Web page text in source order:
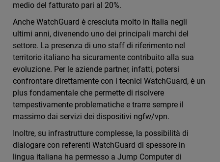
medio del fatturato pari al 20%.
Anche WatchGuard è cresciuta molto in Italia negli
ultimi anni, divenendo uno dei principali marchi del
settore. La presenza di uno staff di riferimento nel
territorio italiano ha sicuramente contribuito alla sua
evoluzione. Per le aziende partner, infatti, potersi
confrontare direttamente con i tecnici WatchGuard, è un
plus fondamentale che permette di risolvere
tempestivamente problematiche e trarre sempre il
massimo dai servizi dei dispositivi ngfw/vpn.
Inoltre, su infrastrutture complesse, la possibilità di
dialogare con referenti WatchGuard di spessore in
lingua italiana ha permesso a Jump Computer di